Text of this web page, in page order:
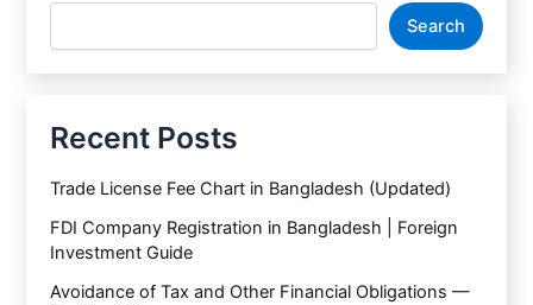
Search
Recent Posts
Trade License Fee Chart in Bangladesh (Updated)
FDI Company Registration in Bangladesh | Foreign
Investment Guide
Avoidance of Tax and Other Financial Obligations —